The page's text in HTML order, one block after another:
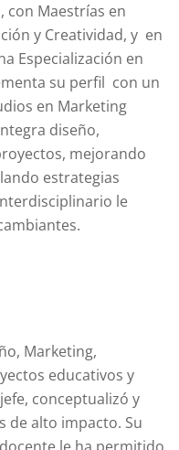
con Maestrías en
y Creatividad, y en
Especialización en
su perfil con un
en Marketing
diseño,
mejorando
estrategias
le
Marketing,
educativos y
conceptualizó y
de alto impacto. Su